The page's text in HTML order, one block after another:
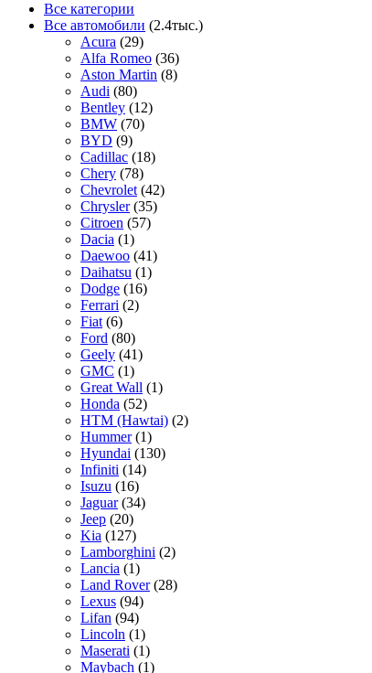
Все категории
Все автомобили (2.4тыс.)
Acura (29)
Alfa Romeo (36)
Aston Martin (8)
Audi (80)
Bentley (12)
BMW (70)
BYD (9)
Cadillac (18)
Chery (78)
Chevrolet (42)
Chrysler (35)
Citroen (57)
Dacia (1)
Daewoo (41)
Daihatsu (1)
Dodge (16)
Ferrari (2)
Fiat (6)
Ford (80)
Geely (41)
GMC (1)
Great Wall (1)
Honda (52)
HTM (Hawtai) (2)
Hummer (1)
Hyundai (130)
Infiniti (14)
Isuzu (16)
Jaguar (34)
Jeep (20)
Kia (127)
Lamborghini (2)
Lancia (1)
Land Rover (28)
Lexus (94)
Lifan (94)
Lincoln (1)
Maserati (1)
Maybach (1)